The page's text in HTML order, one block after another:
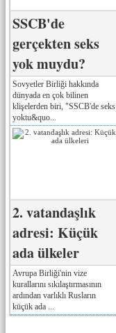
SSCB'de
gerçekten seks
yok muydu?
Sovyetler Birliği hakkında
dünyada en çok bilinen
klişelerden biri, "SSCB'de seks
yoktu&quo...
2. vatandaşlık
adresi: Küçük
ada ülkeler
Avrupa Birliği'nin vize
kurallarını sıkılaştırmasının
ardından varlıklı Rusların
küçük ada ...